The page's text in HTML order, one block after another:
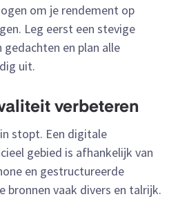
om je rendement op
Leg eerst een stevige
gedachten en plan alle
uit.
verbeteren
stopt. Een digitale
gebied is afhankelijk van
en gestructureerde
bronnen vaak divers en talrijk.